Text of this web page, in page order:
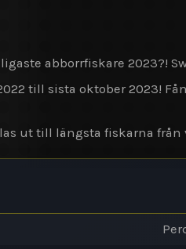
abborrfiskare 2023?!
till sista oktober 2023!
ut till längsta fiskarna från